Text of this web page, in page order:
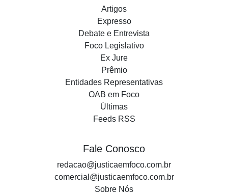
Artigos
Expresso
Debate e Entrevista
Foco Legislativo
Ex Jure
Prêmio
Entidades Representativas
OAB em Foco
Últimas
Feeds RSS
Fale Conosco
redacao@justicaemfoco.com.br
comercial@justicaemfoco.com.br
Sobre Nós